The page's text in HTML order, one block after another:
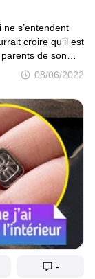
08/06/2022
s’entendent
croire qu’il est
de son
: en réalité, les
belle-maman.
-